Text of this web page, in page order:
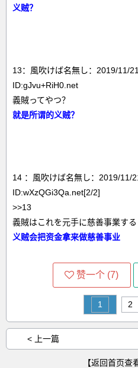
义贼？
13：風吹けば名無し：2019/11/
ID:gJvu+RiH0.net
義賊ってやつ？
就是所谓的义贼？
14 ：風吹けば名無し：2019/11/
ID:wXzQGi3Qa.net[2/2]
>>13
義賊はこれを元手に慈善事業する
义贼会把资金拿来做慈善事业
赞一个 (7)
1 2
< 上一篇
【返回首页查